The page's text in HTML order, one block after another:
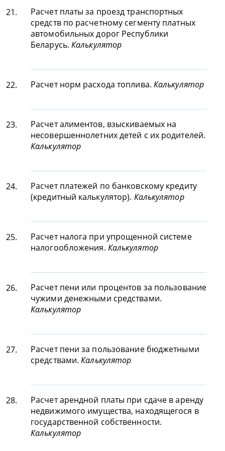
21.
Расчет платы за проезд транспортных
средств по расчетному сегменту платных
автомобильных дорог Республики
Беларусь. Калькулятор
22. Расчет норм расхода топлива. Калькулятор
23.
Расчет алиментов, взыскиваемых на
несовершеннолетних детей с их родителей.
Калькулятор
24.
Расчет платежей по банковскому кредиту
(кредитный калькулятор). Калькулятор
25.
Расчет налога при упрощенной системе
налогообложения. Калькулятор
26.
Расчет пени или процентов за пользование
чужими денежными средствами.
Калькулятор
27.
Расчет пени за пользование бюджетными
средствами.Калькулятор
28.
Расчет арендной платы при сдаче в аренду
недвижимого имущества, находящегося в
государственной собственности.
Калькулятор